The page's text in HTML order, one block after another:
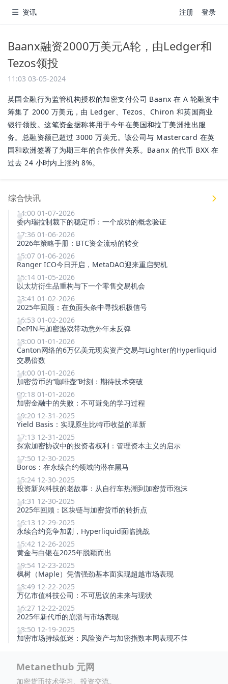
资讯 注册 登录
Baanx融资2000万美元A轮，由Ledger和
Tezos领投
11:03 03-05-2024
英国金融行为监管机构授权的加密支付公司 Baanx 在 A 轮融资中
筹集了 2000 万美元，由 Ledger、Tezos、Chiron 和英国商业
银行领投。这笔资金据称将用于今年在美国和拉丁美洲推出服
务。总融资额已超过 3000 万美元。该公司与 Mastercard 在英
国和欧洲签署了为期三年的合作伙伴关系。Baanx 的代币 BXX 在
过去 24 小时内上涨约 8%。
综合快讯
14:00 01-07-2026
委内瑞拉制裁下的稳定币：一个成功的概念验证
17:36 01-06-2026
2026年策略手册：BTC资金流动的转变
15:07 01-06-2026
Ranger ICO今日开启，MetaDAO迎来重启契机
15:14 01-05-2026
以太坊衍生品重构与下一个零售交易机会
23:41 01-02-2026
2025年回顾：在负面头条中寻找积极信号
16:53 01-02-2026
DePIN与加密游戏带动意外年末反弹
18:00 01-01-2026
Canton网络的6万亿美元现实资产交易与Lighter的Hyperliquid
交易倍数
14:00 01-01-2026
加密货币的“咖啡壶”时刻：期待技术突破
00:18 01-01-2026
加密金融中的失败：不可避免的学习过程
19:20 12-31-2025
Yield Basis：实现原生比特币收益的革新
17:13 12-31-2025
探索加密协议中的投资者权利：管理资本主义的启示
17:50 12-30-2025
Boros：在永续合约领域的潜在黑马
15:24 12-30-2025
投资新兴科技的老故事：从自行车热潮到加密货币泡沫
14:31 12-30-2025
2025年回顾：区块链与加密货币的转折点
16:13 12-29-2025
永续合约竞争加剧，Hyperliquid面临挑战
15:42 12-26-2025
黄金与白银在2025年脱颖而出
19:54 12-23-2025
枫树（Maple）凭借强劲基本面实现超越市场表现
18:49 12-22-2025
万亿市值科技公司：不可思议的未来与现状
16:27 12-22-2025
2025年新代币的崩溃与市场表现
18:50 12-19-2025
加密市场持续低迷：风险资产与加密指数本周表现不佳
Metanethub 元网
加密货币技术学习、投资交流。